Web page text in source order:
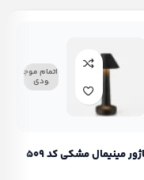
اتمام موج
ودی
مینیمال مشکی کد ۵۰۹